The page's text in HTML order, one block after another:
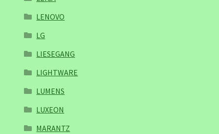
LENOVO
LG
LIESEGANG
LIGHTWARE
LUMENS
LUXEON
MARANTZ